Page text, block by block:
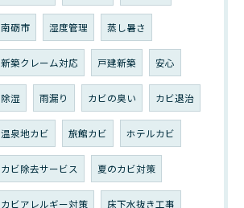
南砺市 湿度管理 蒸し暑さ
新築クレーム対応 戸建新築 安心
除湿 雨漏り カビの臭い カビ退治
温泉地カビ 旅館カビ ホテルカビ
カビ除去サービス 夏のカビ対策
カビアレルギー対策 床下水抜き工事